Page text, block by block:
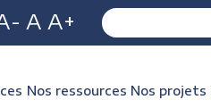
A A+
Nos ressources Nos projets